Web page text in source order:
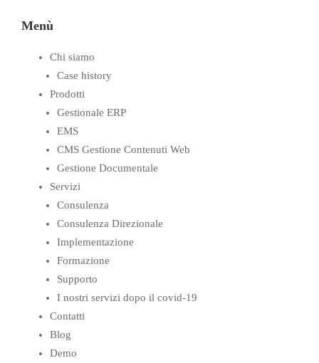
Menù
Chi siamo
Case history
Prodotti
Gestionale ERP
EMS
CMS Gestione Contenuti Web
Gestione Documentale
Servizi
Consulenza
Consulenza Direzionale
Implementazione
Formazione
Supporto
I nostri servizi dopo il covid-19
Contatti
Blog
Demo